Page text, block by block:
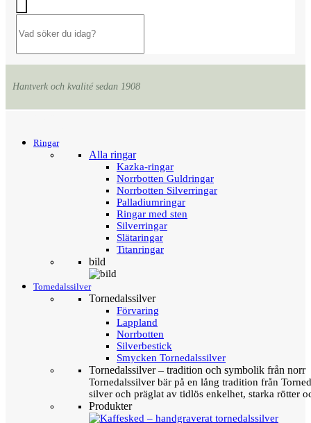
Hantverk och kvalité sedan 1908
Ringar
Alla ringar
Kazka-ringar
Norrbotten Guldringar
Norrbotten Silverringar
Palladiumringar
Ringar med sten
Silverringar
Slätaringar
Titanringar
bild
Tornedalssilver
Tornedalssilver
Förvaring
Lappland
Norrbotten
Silverbestick
Smycken Tornedalssilver
Tornedalssilver – tradition och symbolik från norr
Tornedalssilver bär på en lång tradition från
silver och präglat av tidlös enkelhet, starka rötter
Produkter